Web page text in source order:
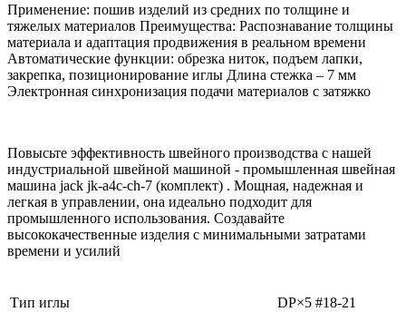
Применение: пошив изделий из средних по толщине и
тяжелых материалов Преимущества: Распознавание толщины
материала и адаптация продвижения в реальном времени
Автоматические функции: обрезка ниток, подъем лапки,
закрепка, позиционирование иглы Длина стежка – 7 мм
Электронная синхронизация подачи материалов с затяжко
Повысьте эффективность швейного производства с нашей
индустриальной швейной машиной - промышленная швейная
машина jack jk-a4c-ch-7 (комплект) . Мощная, надежная и
легкая в управлении, она идеально подходит для
промышленного использования. Создавайте
высококачественные изделия с минимальными затратами
времени и усилий
Тип иглы DP×5 #18-21